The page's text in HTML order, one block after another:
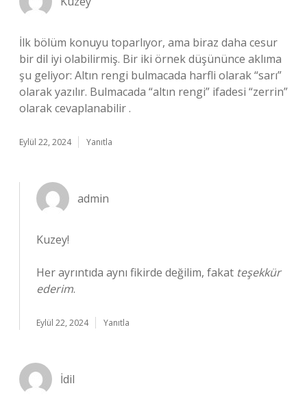
İlk bölüm konuyu toparlıyor, ama biraz daha cesur
bir dil iyi olabilirmiş. Bir iki örnek düşününce aklıma
şu geliyor: Altın rengi bulmacada harfli olarak “sarı”
olarak yazılır. Bulmacada “altın rengi” ifadesi “zerrin”
olarak cevaplanabilir .
Eylül 22, 2024 Yanıtla
admin
Kuzey!
Her ayrıntıda aynı fikirde değilim, fakat teşekkür
ederim.
Eylül 22, 2024 Yanıtla
İdil